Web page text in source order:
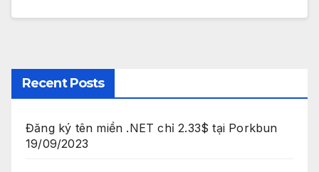
Recent Posts
Đăng ký tên miền .NET chỉ 2.33$ tại Porkbun
19/09/2023